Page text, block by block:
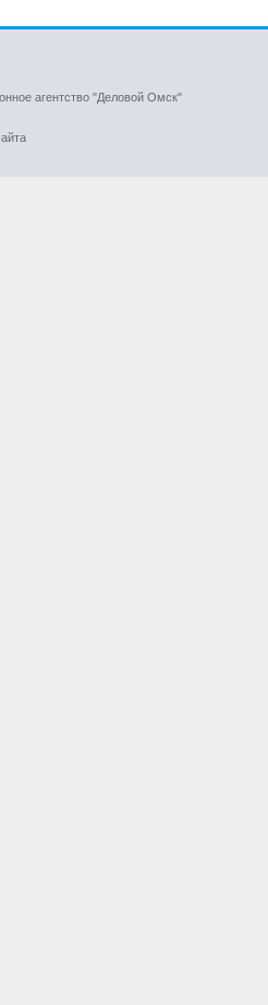
агентство "Деловой Омск"